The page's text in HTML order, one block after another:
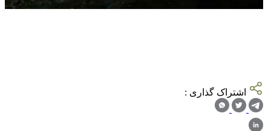
اشتراک گذاری :